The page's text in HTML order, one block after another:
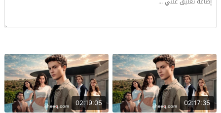
02:17:35
02:19:05